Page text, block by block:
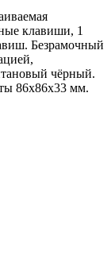
клавиши, 1
Безрамочный
чёрный.
86x86x33 мм.